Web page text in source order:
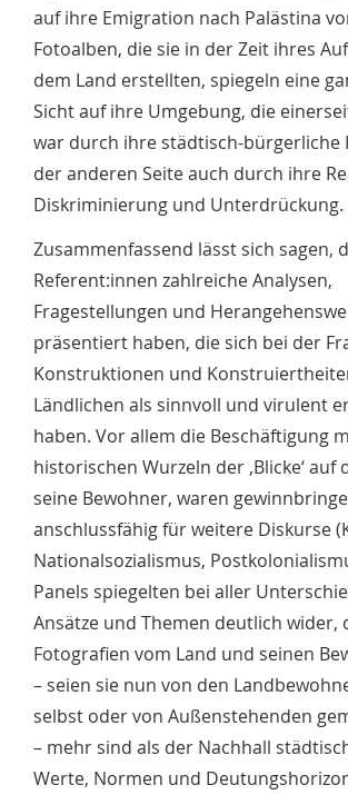
auf ihre Emigration nach Palästina
Fotoalben, die sie in der Zeit ihres
dem Land erstellten, spiegeln eine
Sicht auf ihre Umgebung, die
war durch ihre städtisch-bürgerliche
der anderen Seite auch durch ihre
Diskriminierung und Unterdrückung.
Zusammenfassend lässt sich sagen,
Referent:innen zahlreiche Analysen,
Fragestellungen und
präsentiert haben, die sich bei der
Konstruktionen und
Ländlichen als sinnvoll und virulent
haben. Vor allem die Beschäftigung
historischen Wurzeln der ‚Blicke‘ auf
seine Bewohner, waren
anschlussfähig für weitere Diskurse
Nationalsozialismus,
Panels spiegelten bei aller
Ansätze und Themen deutlich wider,
Fotografien vom Land und seinen
– seien sie nun von den
selbst oder von Außenstehenden
– mehr sind als der Nachhall
Werte, Normen und